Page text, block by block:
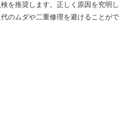
を推奨します。正しく原因を究明し
のムダや二重修理を避けることがで